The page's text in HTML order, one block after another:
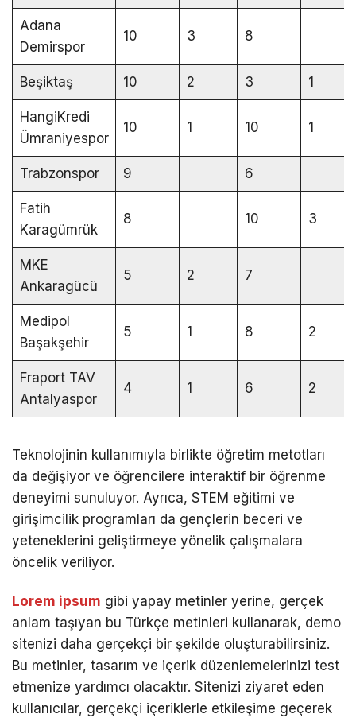
Adana
Demirspor
10 3 8
Beşiktaş 10 2 3 1
HangiKredi
Ümraniyespor
10 1 10 1
Trabzonspor 9 6
Fatih
Karagümrük
8 10 3
MKE
Ankaragücü
5 2 7
Medipol
Başakşehir
5 1 8 2
Fraport TAV
Antalyaspor
4 1 6 2
Teknolojinin kullanımıyla birlikte öğretim metotları
da değişiyor ve öğrencilere interaktif bir öğrenme
deneyimi sunuluyor. Ayrıca, STEM eğitimi ve
girişimcilik programları da gençlerin beceri ve
yeteneklerini geliştirmeye yönelik çalışmalara
öncelik veriliyor.
Lorem ipsum gibi yapay metinler yerine, gerçek
anlam taşıyan bu Türkçe metinleri kullanarak, demo
sitenizi daha gerçekçi bir şekilde oluşturabilirsiniz.
Bu metinler, tasarım ve içerik düzenlemelerinizi test
etmenize yardımcı olacaktır. Sitenizi ziyaret eden
kullanıcılar, gerçekçi içeriklerle etkileşime geçerek